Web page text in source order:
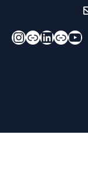
Instagram
XingLinkedIn